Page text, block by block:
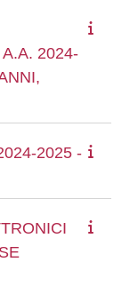
2024-
2025 -